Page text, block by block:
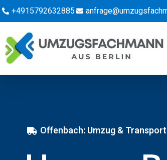
+4915792632885
Offenbach: Umzug & Transport